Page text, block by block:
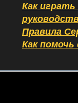
Как
Правила
Как